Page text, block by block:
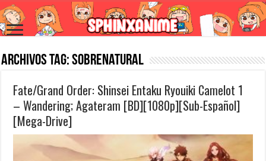
Archivos Tag:Sobrenatural
Fate/Grand Order: Shinsei Entaku Ryouiki Camelot 1
– Wandering; Agateram [BD][1080p][Sub-Español]
[Mega-Drive]